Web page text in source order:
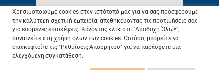
ΕΛ.Ε.ΑΝ.Α © 2003.Προστασία Προσωπικών Δεδομένων –Πολιτική
Cookies
Χρησιμοποιούμε cookies στον ιστότοπό μας για να σας προσφέρουμε
την καλύτερη σχετική εμπειρία, αποθηκεύοντας τις προτιμήσεις σας
για επόμενες επισκέψεις. Κάνοντας κλικ στο “Αποδοχή Όλων”,
συναινείτε στη χρήση όλων των cookies. Ωστόσο, μπορείτε να
επισκεφτείτε τις "Ρυθμίσεις Απορρήτου" για να παράσχετε μια
ελεγχόμενη συγκατάθεση.